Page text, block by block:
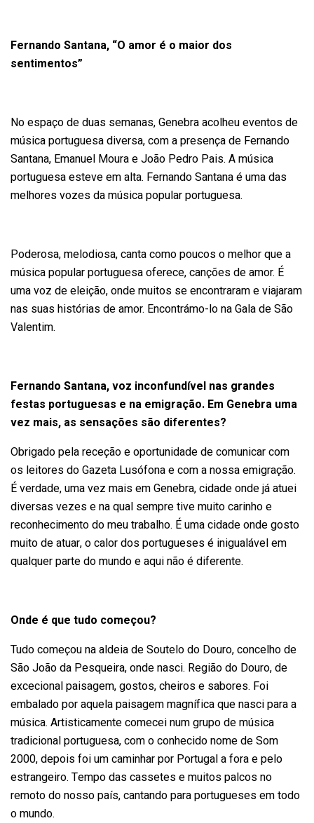
Fernando Santana, “O amor é o maior dos
sentimentos”
No espaço de duas semanas, Genebra acolheu eventos de
música portuguesa diversa, com a presença de Fernando
Santana, Emanuel Moura e João Pedro Pais. A música
portuguesa esteve em alta. Fernando Santana é uma das
melhores vozes da música popular portuguesa.
Poderosa, melodiosa, canta como poucos o melhor que a
música popular portuguesa oferece, canções de amor. É
uma voz de eleição, onde muitos se encontraram e viajaram
nas suas histórias de amor. Encontrámo-lo na Gala de São
Valentim.
Fernando Santana, voz inconfundível nas grandes
festas portuguesas e na emigração. Em Genebra uma
vez mais, as sensações são diferentes?
Obrigado pela receção e oportunidade de comunicar com
os leitores do Gazeta Lusófona e com a nossa emigração.
É verdade, uma vez mais em Genebra, cidade onde já atuei
diversas vezes e na qual sempre tive muito carinho e
reconhecimento do meu trabalho. É uma cidade onde gosto
muito de atuar, o calor dos portugueses é inigualável em
qualquer parte do mundo e aqui não é diferente.
Onde é que tudo começou?
Tudo começou na aldeia de Soutelo do Douro, concelho de
São João da Pesqueira, onde nasci. Região do Douro, de
excecional paisagem, gostos, cheiros e sabores. Foi
embalado por aquela paisagem magnífica que nasci para a
música. Artisticamente comecei num grupo de música
tradicional portuguesa, com o conhecido nome de Som
2000, depois foi um caminhar por Portugal a fora e pelo
estrangeiro. Tempo das cassetes e muitos palcos no
remoto do nosso país, cantando para portugueses em todo
o mundo.